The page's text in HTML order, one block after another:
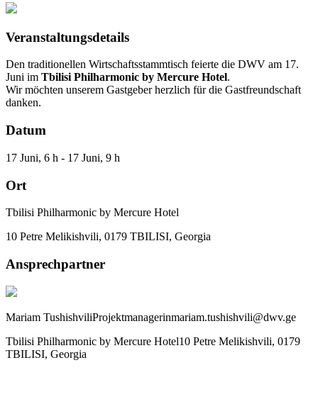
Veranstaltungsdetails
Den traditionellen Wirtschaftsstammtisch feierte die DWV am 17.
Juni im Tbilisi Philharmonic by Mercure Hotel.
Wir möchten unserem Gastgeber herzlich für die Gastfreundschaft
danken.
Datum
17 Juni, 6 h - 17 Juni, 9 h
Ort
Tbilisi Philharmonic by Mercure Hotel
10 Petre Melikishvili, 0179 TBILISI, Georgia
Ansprechpartner
Mariam TushishviliProjektmanagerinmariam.tushishvili@dwv.ge
Tbilisi Philharmonic by Mercure Hotel10 Petre Melikishvili, 0179
TBILISI, Georgia